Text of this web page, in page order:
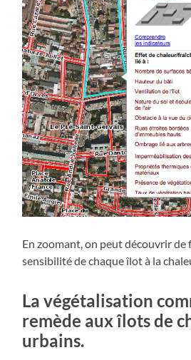
En zoomant, on peut découvrir de
sensibilité de chaque îlot à la
La végétalisation
remède aux îlots de
urbains.